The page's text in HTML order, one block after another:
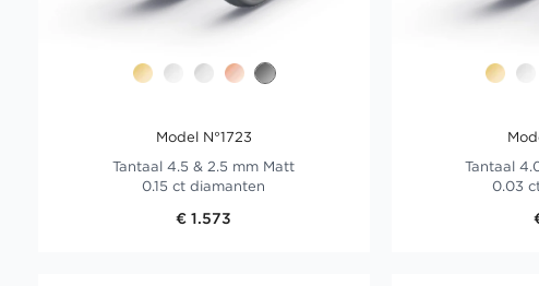
Model N°1723
Tantaal 4.5 & 2.5 mm Matt
0.15 ct diamanten
€ 1.573
Tantaal
0.03